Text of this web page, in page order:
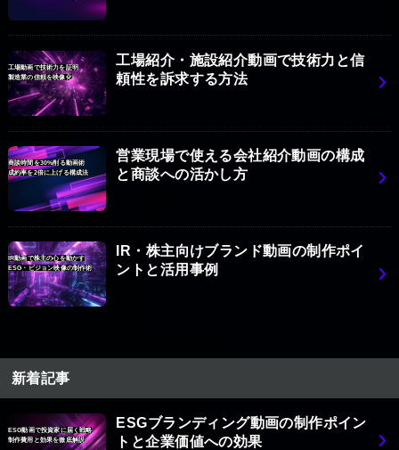
工場動画で技術力を証明
製造業の信頼を映像化
工場紹介・施設紹介動画で技術力と信
頼性を訴求する方法
商談時間を30%削る動画術
成約率を2倍に上げる構成法
営業現場で使える会社紹介動画の構成
と商談への活かし方
IR動画で株主の心を動かす
ESG・ビジョン映像の制作術
IR・株主向けブランド動画の制作ポイ
ントと活用事例
新着記事
ESG動画で投資家に届く戦略
制作費用と効果を徹底解説
ESGブランディング動画の制作ポイン
トと企業価値への効果